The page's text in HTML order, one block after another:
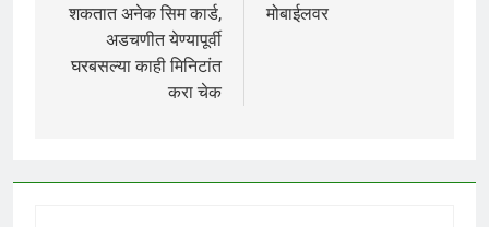
शकतात अनेक सिम कार्ड,
अडचणीत येण्यापूर्वी
घरबसल्या काही मिनिटांत
करा चेक
मोबाईलवर